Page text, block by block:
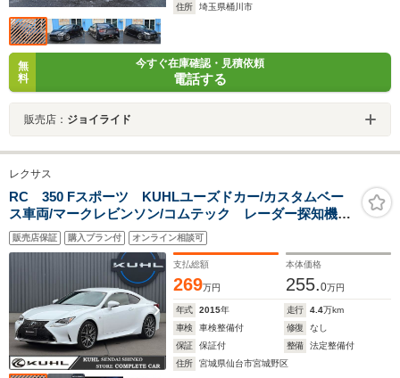
住所
埼玉県桶川市
無
料
今すぐ在庫確認・見積依頼
電話する
販売店： ジョイライド
レクサス
RC 350 Fスポーツ KUHLユーズドカー/カスタムベー
ス車両/マークレビンソン/コムテック レーダー探知機
ZERO-805V/純正フロアマット/バックカメラ/LEDヘッド
ライト+テールランプ/LEDフォグランプ
販売店保証 購入プラン付 オンライン相談可
支払総額
269万円
本体価格
255.0万円
年式 2015年 走行 4.4万km
車検
車検整備付 修復
なし
保証
保証付 整備
法定整備付
住所
宮城県仙台市宮城野区